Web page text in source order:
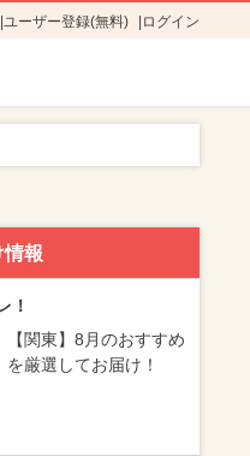
ユーザー登録(無料) ログイン
情報
！
【関東】8月のおすすめ
を厳選してお届け！